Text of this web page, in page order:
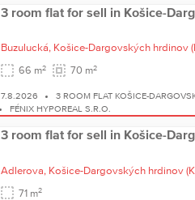
3 room flat for sell in Košice-
Buzulucká, Košice-Dargovských hrdinov
66 m2 70 m2
7.8.2026
3 ROOM FLAT KOŠICE-
FÉNIX HYPOREAL S.R.O.
3 room flat for sell in Košice-
Adlerova, Košice-Dargovských hrdinov
71 m2